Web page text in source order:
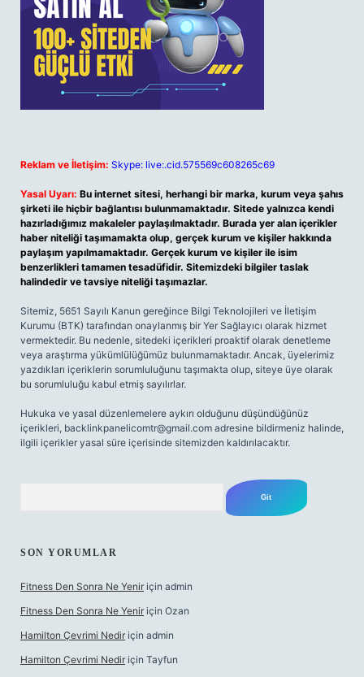
Reklam ve İletişim: Skype: live:.cid.575569c608265c69
Yasal Uyarı: Bu internet sitesi, herhangi bir marka, kurum veya şahıs
şirketi ile hiçbir bağlantısı bulunmamaktadır. Sitede yalnızca kendi
hazırladığımız makaleler paylaşılmaktadır. Burada yer alan içerikler
haber niteliği taşımamakta olup, gerçek kurum ve kişiler hakkında
paylaşım yapılmamaktadır. Gerçek kurum ve kişiler ile isim
benzerlikleri tamamen tesadüfidir. Sitemizdeki bilgiler taslak
halindedir ve tavsiye niteliği taşımazlar.
Sitemiz, 5651 Sayılı Kanun gereğince Bilgi Teknolojileri ve İletişim
Kurumu (BTK) tarafından onaylanmış bir Yer Sağlayıcı olarak hizmet
vermektedir. Bu nedenle, sitedeki içerikleri proaktif olarak denetleme
veya araştırma yükümlülüğümüz bulunmamaktadır. Ancak, üyelerimiz
yazdıkları içeriklerin sorumluluğunu taşımakta olup, siteye üye olarak
bu sorumluluğu kabul etmiş sayılırlar.
Hukuka ve yasal düzenlemelere aykırı olduğunu düşündüğünüz
içerikleri, backlinkpanelicomtr@gmail.com adresine bildirmeniz halinde,
ilgili içerikler yasal süre içerisinde sitemizden kaldırılacaktır.
SON YORUMLAR
Fitness Den Sonra Ne Yenir için admin
Fitness Den Sonra Ne Yenir için Ozan
Hamilton Çevrimi Nedir için admin
Hamilton Çevrimi Nedir için Tayfun